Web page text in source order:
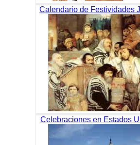
Calendario de Festividades
Celebraciones en Estados